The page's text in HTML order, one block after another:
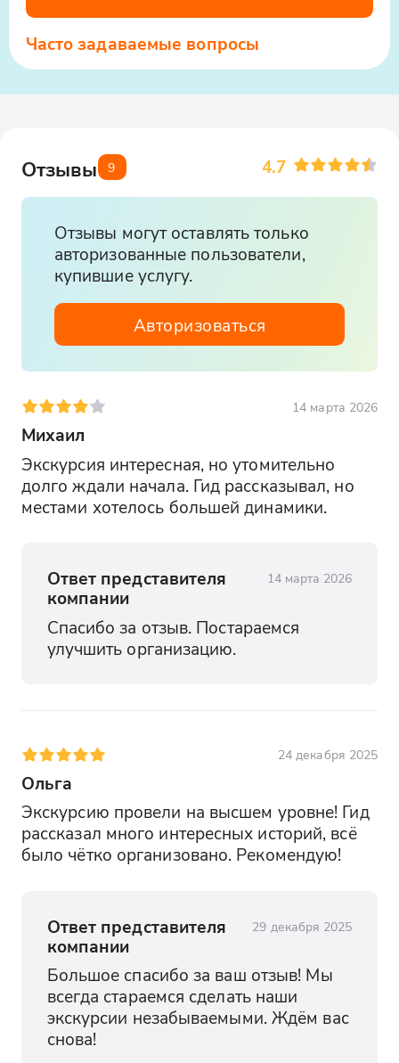
Часто задаваемые вопросы
Отзывы 9 4.7
Отзывы могут оставлять только
авторизованные пользователи,
купившие услугу.
Авторизоваться
14 марта 2026
Михаил
Экскурсия интересная, но утомительно
долго ждали начала. Гид рассказывал, но
местами хотелось большей динамики.
Ответ представителя
компании
14 марта 2026
Спасибо за отзыв. Постараемся
улучшить организацию.
24 декабря 2025
Ольга
Экскурсию провели на высшем уровне! Гид
рассказал много интересных историй, всё
было чётко организовано. Рекомендую!
Ответ представителя
компании
29 декабря 2025
Большое спасибо за ваш отзыв! Мы
всегда стараемся сделать наши
экскурсии незабываемыми. Ждём вас
снова!